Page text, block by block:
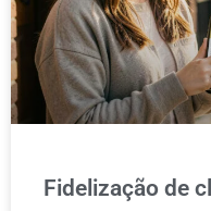
Fidelização de